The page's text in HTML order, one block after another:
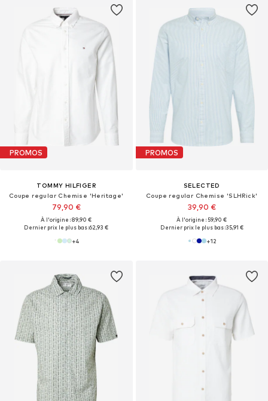
PROMOS
TOMMY HILFIGER
Coupe regular Chemise 'Heritage'
79,90 €
À l'origine : 89,90 €
Dernier prix le plus bas :62,93 €
+4
PROMOS
SELECTED
Coupe regular Chemise 'SLHRick'
39,90 €
À l'origine : 59,90 €
Dernier prix le plus bas :35,91 €
+12